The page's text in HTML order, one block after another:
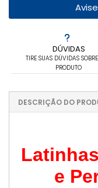
DÚVIDAS
TIRE SUAS DÚVIDAS
PRODUTO
DESCRIÇÃO DO
e